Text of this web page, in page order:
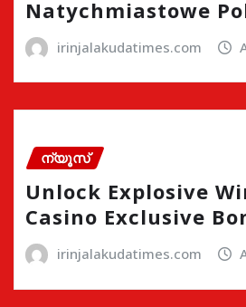
Natychmiastowe
irinjalakudatimes.com
ന്യൂസ്
Unlock Explosive
Casino Exclusive
irinjalakudatimes.com